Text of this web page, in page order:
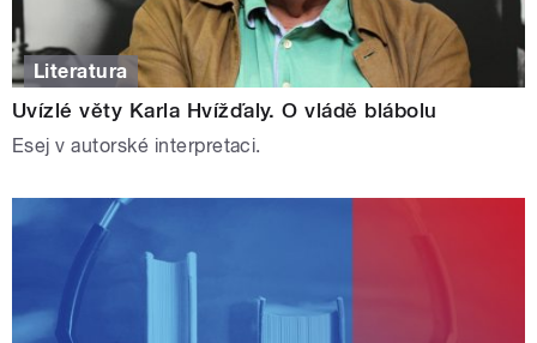
Literatura
Uvízlé věty Karla Hvížďaly. O vládě blábolu
Esej v autorské interpretaci.